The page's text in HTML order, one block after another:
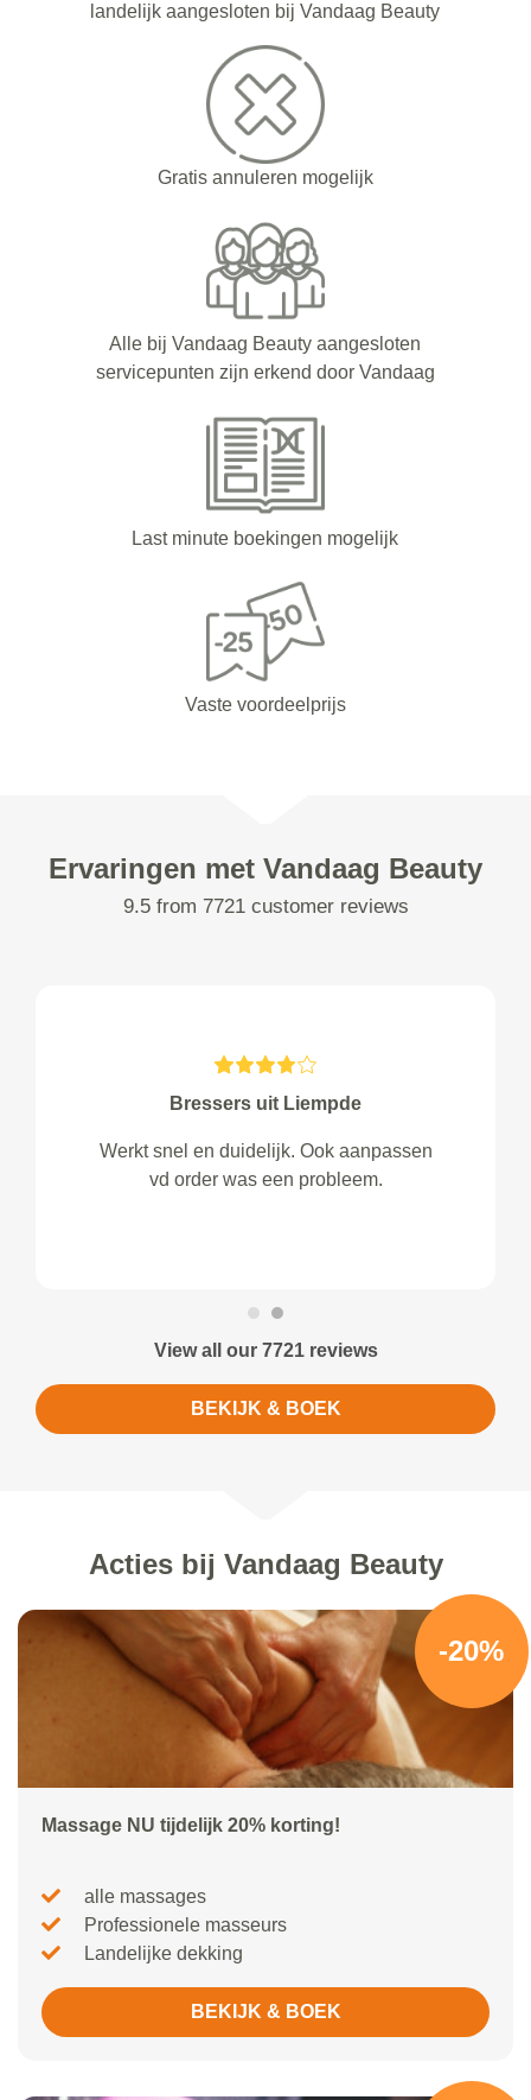
landelijk aangesloten bij Vandaag Beauty
Gratis annuleren mogelijk
Alle bij Vandaag Beauty aangesloten
servicepunten zijn erkend door Vandaag
Last minute boekingen mogelijk
Vaste voordeelprijs
Ervaringen met Vandaag Beauty
9.5 from 7721 customer reviews
Bressers uit Liempde
Werkt snel en duidelijk. Ook aanpassen
vd order was een probleem.
View all our 7721 reviews
BEKIJK & BOEK
Acties bij Vandaag Beauty
-20%
Massage NU tijdelijk 20% korting!
alle massages
Professionele masseurs
Landelijke dekking
BEKIJK & BOEK